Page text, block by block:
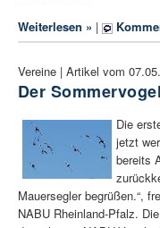
Weiterlesen » |
Vereine | Artikel vom
Der
Die
jetzt
bereits
Mauersegler begrüßen.“,
NABU Rheinland-Pfalz.